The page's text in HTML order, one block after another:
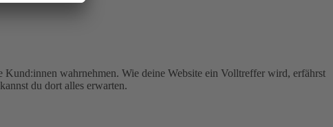
wahrnehmen. Wie deine Website ein Volltreffer wird, erfährst
du dort alles erwarten.